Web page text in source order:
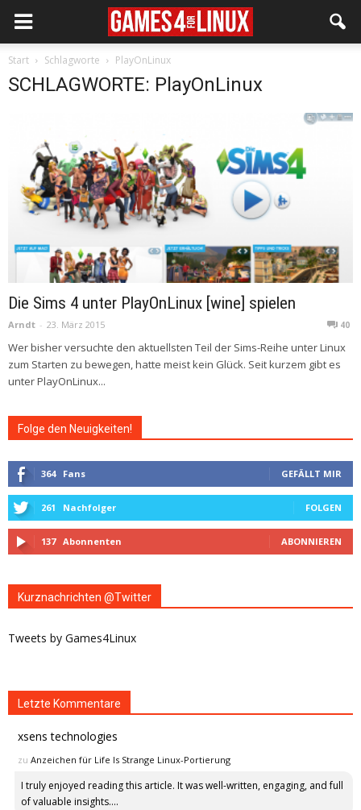
Start Schlagworte PlayOnLinux
SCHLAGWORTE: PlayOnLinux
Die Sims 4 unter PlayOnLinux [wine] spielen
Arndt - 23. März 2015 40
Wer bisher versuchte den aktuellsten Teil der Sims-Reihe unter Linux
zum Starten zu bewegen, hatte meist kein Glück. Seit kurzem gibt es
unter PlayOnLinux...
Folge den Neuigkeiten!
364 Fans GEFÄLLT MIR
261 Nachfolger FOLGEN
137 Abonnenten ABONNIEREN
Kurznachrichten @Twitter
Tweets by Games4Linux
Letzte Kommentare
xsens technologies
zu Anzeichen für Life Is Strange Linux-Portierung
I truly enjoyed reading this article. It was well-written, engaging, and full
of valuable insights....